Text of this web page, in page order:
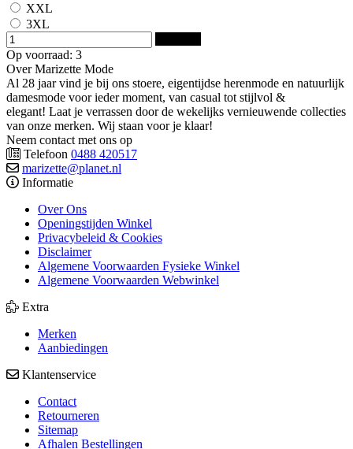
XXL
3XL
Op voorraad: 3
Over Marizette Mode
Al 28 jaar vind je bij ons stoere, eigentijdse herenmode en natuurlijk
damesmode voor ieder moment, van casual tot stijlvol &
elegant! Laat je verrassen door de wekelijks vernieuwende collecties
van onze merken. Wij staan voor je klaar!
Neem contact met ons op
Telefoon 0488 420517
marizette@planet.nl
Informatie
Over Ons
Openingstijden Winkel
Privacybeleid & Cookies
Disclaimer
Algemene Voorwaarden Fysieke Winkel
Algemene Voorwaarden Webwinkel
Extra
Merken
Aanbiedingen
Klantenservice
Contact
Retourneren
Sitemap
Afhalen Bestellingen